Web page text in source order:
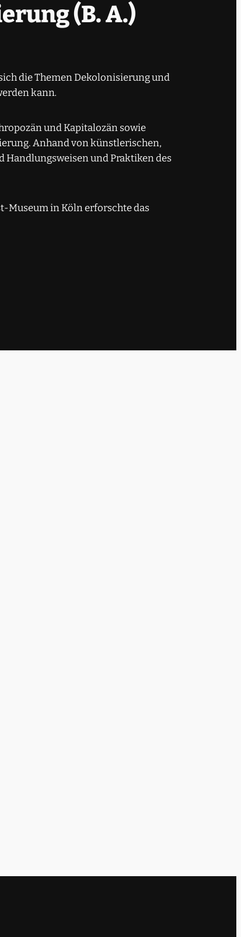
(B. A.)
die Themen Dekolonisierung und
kann.
und Kapitalozän sowie
Anhand von künstlerischen,
und Praktiken des
Museum in Köln erforschte das